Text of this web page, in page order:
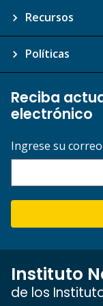
Recursos
Políticas
Reciba
electrónico
Ingrese su
Instituto
de los